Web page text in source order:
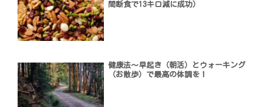
間断食で13キロ減に成功）
健康法〜早起き（朝活）とウォーキング
（お散歩）で最高の体調を！